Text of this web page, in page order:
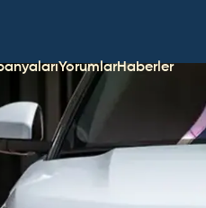
YorumlarHaberler